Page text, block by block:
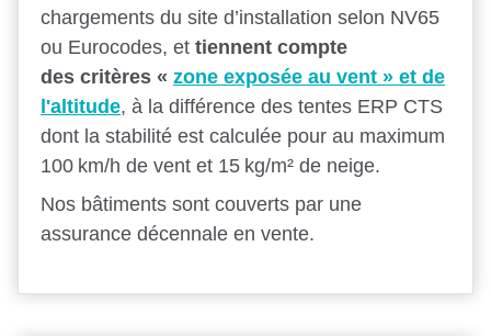
chargements du site d’installation selon NV65
ou Eurocodes, et tiennent compte
des critères « zone exposée au vent » et de
l'altitude, à la différence des tentes ERP CTS
dont la stabilité est calculée pour au maximum
100 km/h de vent et 15 kg/m² de neige.
Nos bâtiments sont couverts par une
assurance décennale en vente.